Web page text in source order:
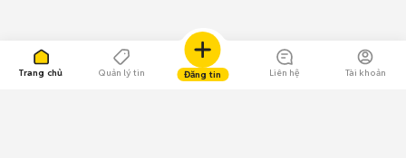
Trang chủ Quản lý tin Đăng tin Liên hệ Tài khoản